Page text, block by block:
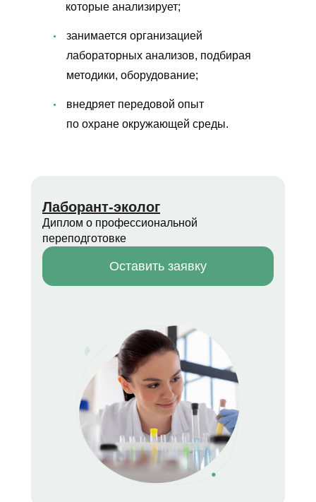
которые анализирует;
занимается организацией
лабораторных анализов, подбирая
методики, оборудование;
внедряет передовой опыт
по охране окружающей среды.
Лаборант-эколог
Диплом о профессиональной
переподготовке
Оставить заявку